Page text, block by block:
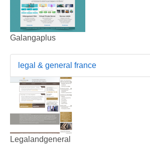
Galangaplus
legal & general france
Legalandgeneral